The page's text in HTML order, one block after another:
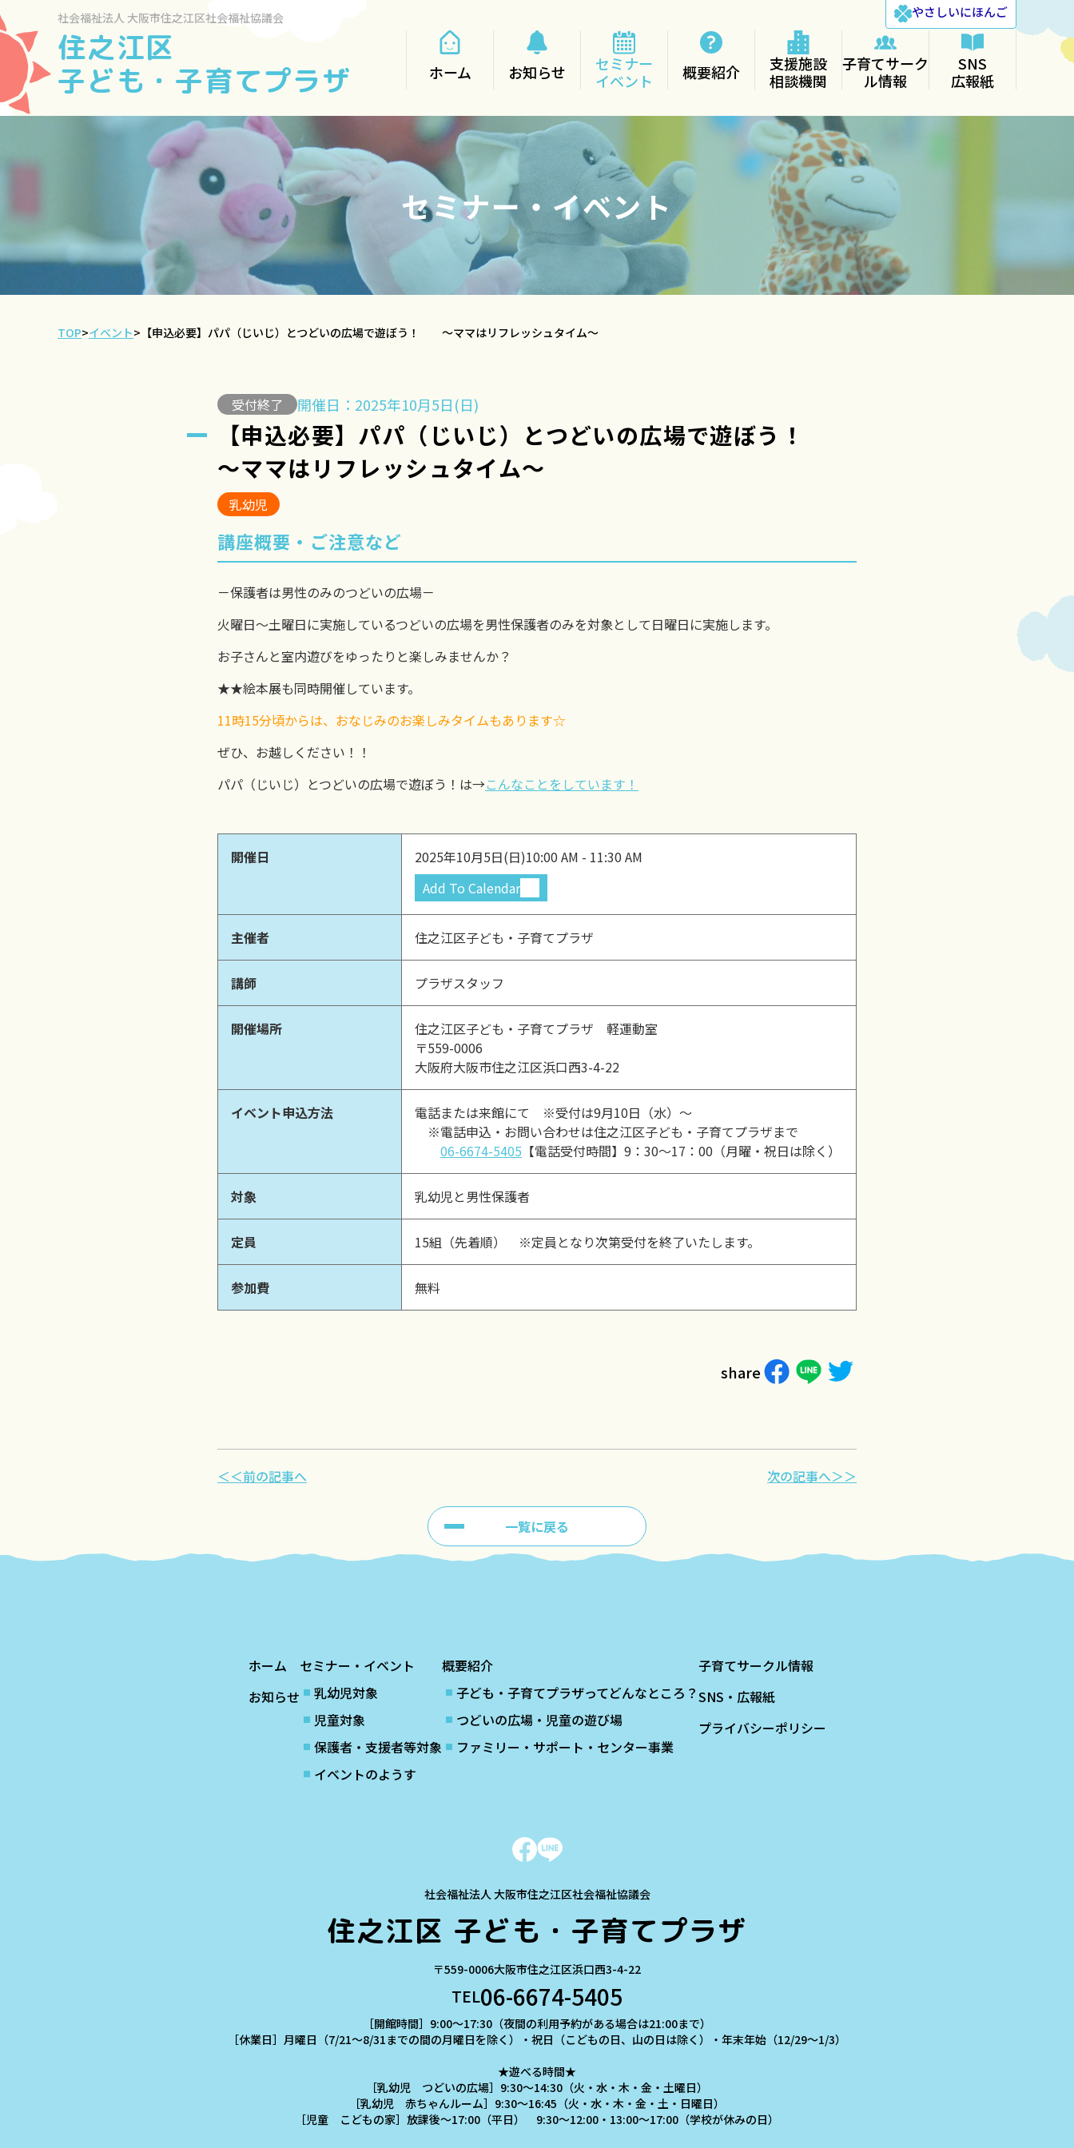
社会福祉法人 大阪市住之江区社会福祉協議会
住之江区
子ども・子育てプラザ
やさしいにほんご
ホーム お知らせ
セミナー
イベント
概要紹介
支援施設
相談機関
子育てサーク
ル情報
SNS
広報紙
セミナー・イベント
TOP>イベント> 【申込必要】パパ（じいじ）とつどいの広場で遊ぼう！ ～ママはリフレッシュタイム～
受付終了 開催日：2025年10月5日(日)
【申込必要】パパ（じいじ）とつどいの広場で遊ぼう！
～ママはリフレッシュタイム～
乳幼児
講座概要・ご注意など
－保護者は男性のみのつどいの広場－
火曜日～土曜日に実施しているつどいの広場を男性保護者のみを対象として日曜日に実施します。
お子さんと室内遊びをゆったりと楽しみませんか？
★★絵本展も同時開催しています。
11時15分頃からは、おなじみのお楽しみタイムもあります☆
ぜひ、お越しください！！
パパ（じいじ）とつどいの広場で遊ぼう！は→こんなことをしています！
開催日 2025年10月5日(日)10:00 AM - 11:30 AM
Add To Calendar
主催者 住之江区子ども・子育てプラザ
講師 プラザスタッフ
開催場所
住之江区子ども・子育てプラザ 軽運動室
〒559-0006
大阪府大阪市住之江区浜口西3-4-22
イベント申込方法
電話または来館にて ※受付は9月10日（水）～
※電話申込・お問い合わせは住之江区子ども・子育てプラザまで
06-6674-5405 【電話受付時間】9：30～17：00（月曜・祝日は除く）
対象 乳幼児と男性保護者
定員 15組（先着順） ※定員となり次第受付を終了いたします。
参加費 無料
share
＜＜前の記事へ
一覧に戻る
次の記事へ＞＞
ホーム
お知らせ
セミナー・イベント
乳幼児対象
児童対象
保護者・支援者等対象
イベントのようす
概要紹介
子ども・子育てプラザってどんなところ？
つどいの広場・児童の遊び場
ファミリー・サポート・センター事業
子育てサークル情報
SNS・広報紙
プライバシーポリシー
社会福祉法人 大阪市住之江区社会福祉協議会
住之江区 子ども・子育てプラザ
〒559-0006大阪市住之江区浜口西3-4-22
TEL06-6674-5405
［開館時間］9:00～17:30（夜間の利用予約がある場合は21:00まで）
［休業日］月曜日（7/21～8/31までの間の月曜日を除く）・祝日（こどもの日、山の日は除く）・年末年始（12/29～1/3）
★遊べる時間★
［乳幼児 つどいの広場］9:30～14:30（火・水・木・金・土曜日）
［乳幼児 赤ちゃんルーム］9:30～16:45（火・水・木・金・土・日曜日）
［児童 こどもの家］放課後～17:00（平日） 9:30～12:00・13:00～17:00（学校が休みの日）